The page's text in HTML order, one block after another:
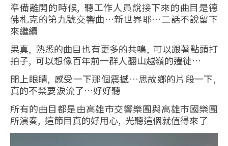
準備離開的時候, 聽工作人員說接下來的曲目是德
佛札克的第九號交響曲…新世界耶…二話不說留下
來繼續
果真, 熟悉的曲目也有更多的共鳴, 可以跟著點頭打
拍子, 可以想像百年前一群人翻山越嶺的遷徙…
閉上眼睛, 感受一下那個震撼…思故鄉的片段一下,
真的不禁要淚流了…好好聽
所有的曲目都是由高雄市交響樂團與高雄市國樂團
所演奏, 這節目真的好用心, 光聽這個就值得來了